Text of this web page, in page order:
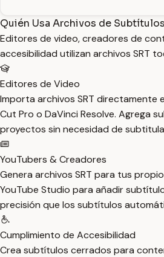
Quién Usa Archivos de
Editores de video, creadores de
accesibilidad utilizan archivos SRT
Editores de Video
Importa archivos SRT directamente
Cut Pro o DaVinci Resolve. Agrega
proyectos sin necesidad de
YouTubers & Creadores
Genera archivos SRT para tus
YouTube Studio para añadir
precisión que los subtítulos
Cumplimiento de Accesibilidad
Crea subtítulos cerrados para